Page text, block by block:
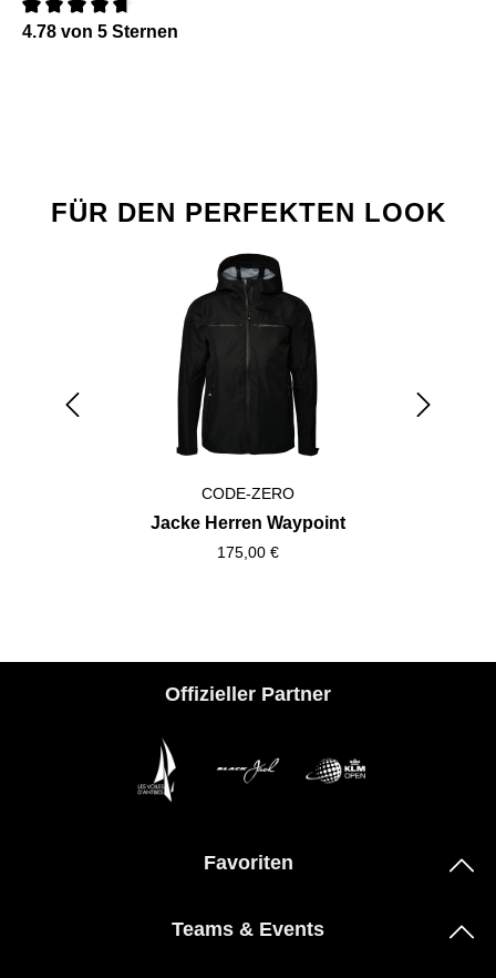
Bewertung mit 0 von 5 Sternen
4.78 von 5 Sternen
Produktgalerie überspringen
FÜR DEN PERFEKTEN LOOK
CODE-ZERO
Jacke Herren Waypoint
175,00 €
Offizieller Partner
Favoriten
Teams & Events